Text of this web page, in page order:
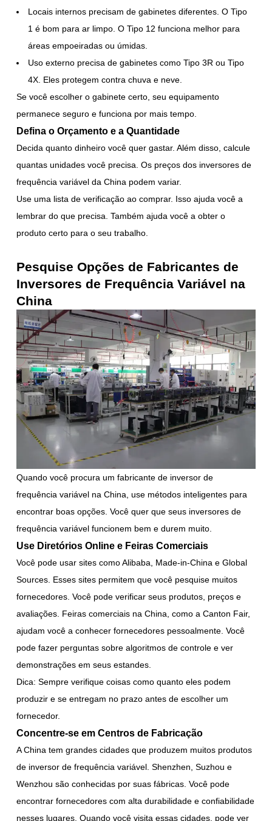
Locais internos precisam de gabinetes diferentes. O Tipo
1 é bom para ar limpo. O Tipo 12 funciona melhor para
áreas empoeiradas ou úmidas.
Uso externo precisa de gabinetes como Tipo 3R ou Tipo
4X. Eles protegem contra chuva e neve.
Se você escolher o gabinete certo, seu equipamento
permanece seguro e funciona por mais tempo.
Defina o Orçamento e a Quantidade
Decida quanto dinheiro você quer gastar. Além disso, calcule
quantas unidades você precisa. Os preços dos inversores de
frequência variável da China podem variar.
Use uma lista de verificação ao comprar. Isso ajuda você a
lembrar do que precisa. Também ajuda você a obter o
produto certo para o seu trabalho.
Pesquise Opções de Fabricantes de
Inversores de Frequência Variável na
China
Quando você procura um fabricante de inversor de
frequência variável na China, use métodos inteligentes para
encontrar boas opções. Você quer que seus inversores de
frequência variável funcionem bem e durem muito.
Use Diretórios Online e Feiras Comerciais
Você pode usar sites como Alibaba, Made-in-China e Global
Sources. Esses sites permitem que você pesquise muitos
fornecedores. Você pode verificar seus produtos, preços e
avaliações. Feiras comerciais na China, como a Canton Fair,
ajudam você a conhecer fornecedores pessoalmente. Você
pode fazer perguntas sobre algoritmos de controle e ver
demonstrações em seus estandes.
Dica: Sempre verifique coisas como quanto eles podem
produzir e se entregam no prazo antes de escolher um
fornecedor.
Concentre-se em Centros de Fabricação
A China tem grandes cidades que produzem muitos produtos
de inversor de frequência variável. Shenzhen, Suzhou e
Wenzhou são conhecidas por suas fábricas. Você pode
encontrar fornecedores com alta durabilidade e confiabilidade
nesses lugares. Quando você visita essas cidades, pode ver